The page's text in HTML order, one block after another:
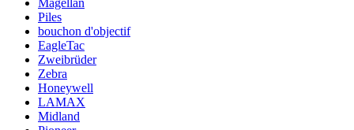
Magellan
Piles
bouchon d'objectif
EagleTac
Zweibrüder
Zebra
Honeywell
LAMAX
Midland